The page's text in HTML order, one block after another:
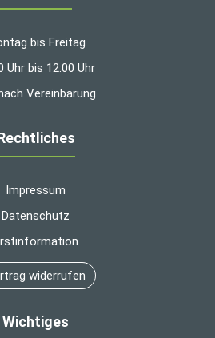
bis Freitag
Uhr bis 12:00 Uhr
Vereinbarung
Impressum
Datenschutz
widerrufen
Wichtiges